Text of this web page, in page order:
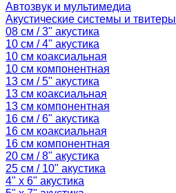
Автозвук и мультимедиа
Акустические системы и твитеры
08 см / 3" акустика
10 см / 4" акустика
10 см коаксиальная
10 см компонентная
13 см / 5" акустика
13 см коаксиальная
13 см компонентная
16 см / 6" акустика
16 см коаксиальная
16 см компонентная
20 см / 8" акустика
25 см / 10" акустика
4" x 6" акустика